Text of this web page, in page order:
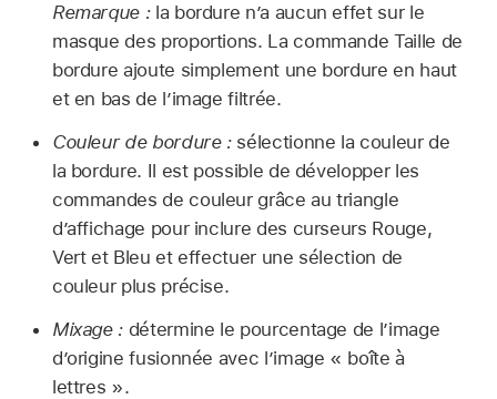
Remarque : la bordure n’a aucun effet sur le
masque des proportions. La commande Taille de
bordure ajoute simplement une bordure en haut
et en bas de lʼimage filtrée.
Couleur de bordure :sélectionne la couleur de
la bordure. Il est possible de développer les
commandes de couleur grâce au triangle
d’affichage pour inclure des curseurs Rouge,
Vert et Bleu et effectuer une sélection de
couleur plus précise.
Mixage : détermine le pourcentage de l’image
d’origine fusionnée avec l’image « boîte à
lettres ».